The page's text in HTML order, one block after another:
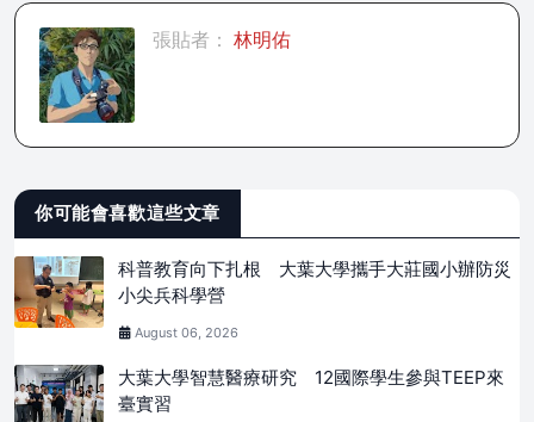
張貼者： 林明佑
你可能會喜歡這些文章
科普教育向下扎根 大葉大學攜手大莊國小辦防災
小尖兵科學營
August 06, 2026
大葉大學智慧醫療研究 12國際學生參與TEEP來
臺實習